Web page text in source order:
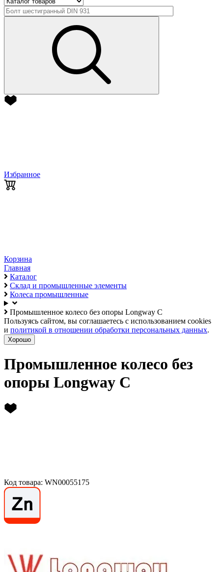
Избранное
Корзина
Главная
Каталог
Склад и промышленные элементы
Колеса промышленные
Промышленное колесо без опоры Longway C
Пользуясь сайтом, вы соглашаетесь с использованием cookies
и политикой в отношении обработки персональных данных.
Хорошо
Промышленное колесо без
опоры Longway C
Код товара: WN00055175